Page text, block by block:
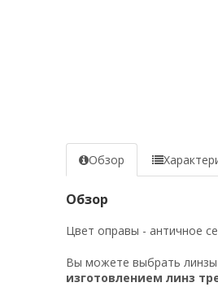
Обзор
Обзор
Цвет оправы - античное
Вы можете выбрать
изготовлением линз